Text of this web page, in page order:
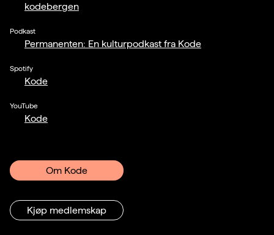
kodebergen
Podkast
Permanenten: En kulturpodkast fra Kode
Spotify
Kode
YouTube
Kode
Om Kode
Kjøp medlemskap